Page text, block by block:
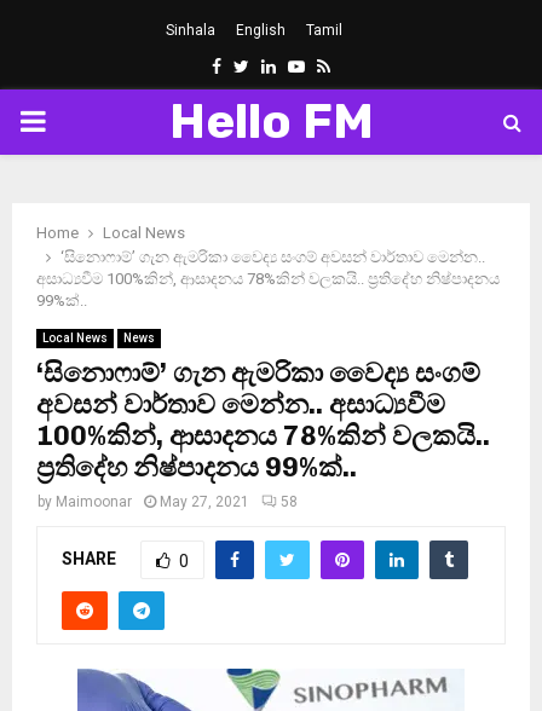
Sinhala English Tamil
Facebook
Twitter
LinkedinYoutube
Rss
PRIMARY
Hello FM
Home
Local News
‘සිනොෆාම්’ ගැන ඇමරිකා වෛද්‍ය සංගම් අවසන් වාර්තාව මෙන්න..
අසාධ්‍යවීම 100%කින්, ආසාදනය 78%කින් වලකයි.. ප‍්‍රතිදේහ නිෂ්පාදනය
99%ක්..
Local News News
‘සිනොෆාම්’ ගැන ඇමරිකා වෛද්‍ය සංගම්
අවසන් වාර්තාව මෙන්න.. අසාධ්‍යවීම
100%කින්, ආසාදනය 78%කින් වලකයි..
ප‍්‍රතිදේහ නිෂ්පාදනය 99%ක්..
by Maimoonar May 27, 2021 58
SHARE 0